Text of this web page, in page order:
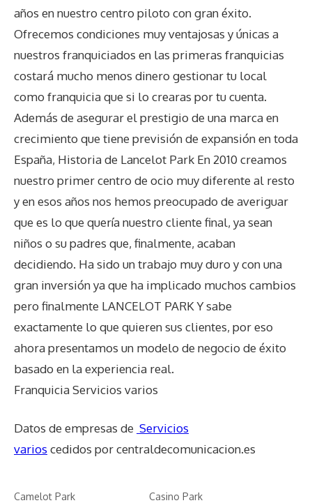
años en nuestro centro piloto con gran éxito.
Ofrecemos condiciones muy ventajosas y únicas a
nuestros franquiciados en las primeras franquicias
costará mucho menos dinero gestionar tu local
como franquicia que si lo crearas por tu cuenta.
Además de asegurar el prestigio de una marca en
crecimiento que tiene previsión de expansión en toda
España, Historia de Lancelot Park En 2010 creamos
nuestro primer centro de ocio muy diferente al resto
y en esos años nos hemos preocupado de averiguar
que es lo que quería nuestro cliente final, ya sean
niños o su padres que, finalmente, acaban
decidiendo. Ha sido un trabajo muy duro y con una
gran inversión ya que ha implicado muchos cambios
pero finalmente LANCELOT PARK Y sabe
exactamente lo que quieren sus clientes, por eso
ahora presentamos un modelo de negocio de éxito
basado en la experiencia real.
Franquicia Servicios varios
Datos de empresas de Servicios
varios cedidos por centraldecomunicacion.es
Camelot Park
Casino Park